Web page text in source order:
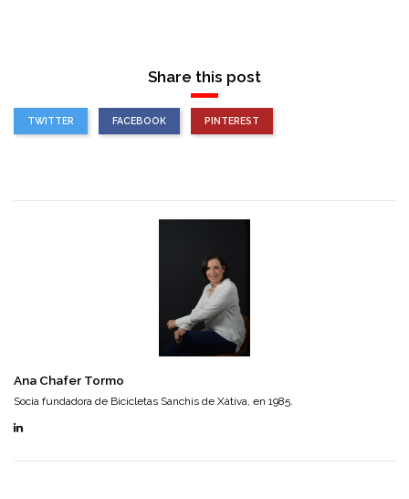
Share this post
TWITTER FACEBOOK PINTEREST
Ana Chafer Tormo
Socia fundadora de Bicicletas Sanchis de Xàtiva, en 1985.